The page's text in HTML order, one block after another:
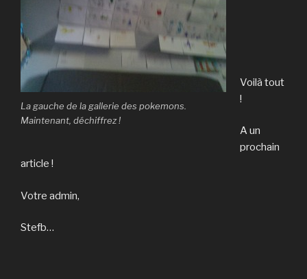
La gauche de la gallerie des pokemons.
Maintenant, déchiffrez !
Voilà tout
!
A un
prochain
article !
Votre admin,
Stefb…